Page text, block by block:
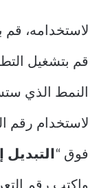
لاستخدامه، قم
قم بتشغيل
النمط الذي
لاستخدام رقم
فوق “